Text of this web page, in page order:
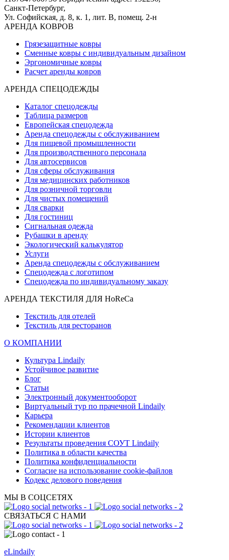
Санкт-Петербург,
Ул. Софийская, д. 8, к. 1, лит. В, помещ. 2-н
АРЕНДА КОВРОВ
Грязезащитные ковры
Сменные ковры с индивидуальным дизайном
Эргономичные ковры
Расчет аренды ковров
АРЕНДА СПЕЦОДЕЖДЫ
Каталог спецодежды
Таблица размеров
Европейская спецодежда
Аренда спецодежды с обслуживанием
Для пищевой промышленности
Для производственного персонала
Для автосервисов
Для сферы обслуживания
Для медицинских работников
Для розничной торговли
Для чистых помещений
Для сварки
Для гостиниц
Сигнальная одежда
Рубашки в аренду
Экологический калькулятор
Услуги
Аренда спецодежды с обслуживанием
Спецодежда с логотипом
Спецодежда по индивидуальному заказу
АРЕНДА ТЕКСТИЛЯ ДЛЯ HoReCa
Текстиль для отелей
Текстиль для ресторанов
О КОМПАНИИ
Культура Lindaily
Устойчивое развитие
Блог
Статьи
Электронный документооборот
Виртуальный тур по прачечной Lindaily
Карьера
Рекомендации клиентов
Истории клиентов
Результаты проведения СОУТ Lindaily
Политика в области качества
Политика конфиденциальности
Согласие на использование cookie-файлов
Кодекс делового поведения
МЫ В СОЦСЕТЯХ
СВЯЗАТЬСЯ С НАМИ
eLindaily